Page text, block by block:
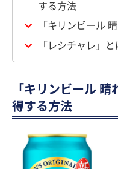
する方法
「キリンビール
「レシチャレ」と
「キリンビール
得する方法